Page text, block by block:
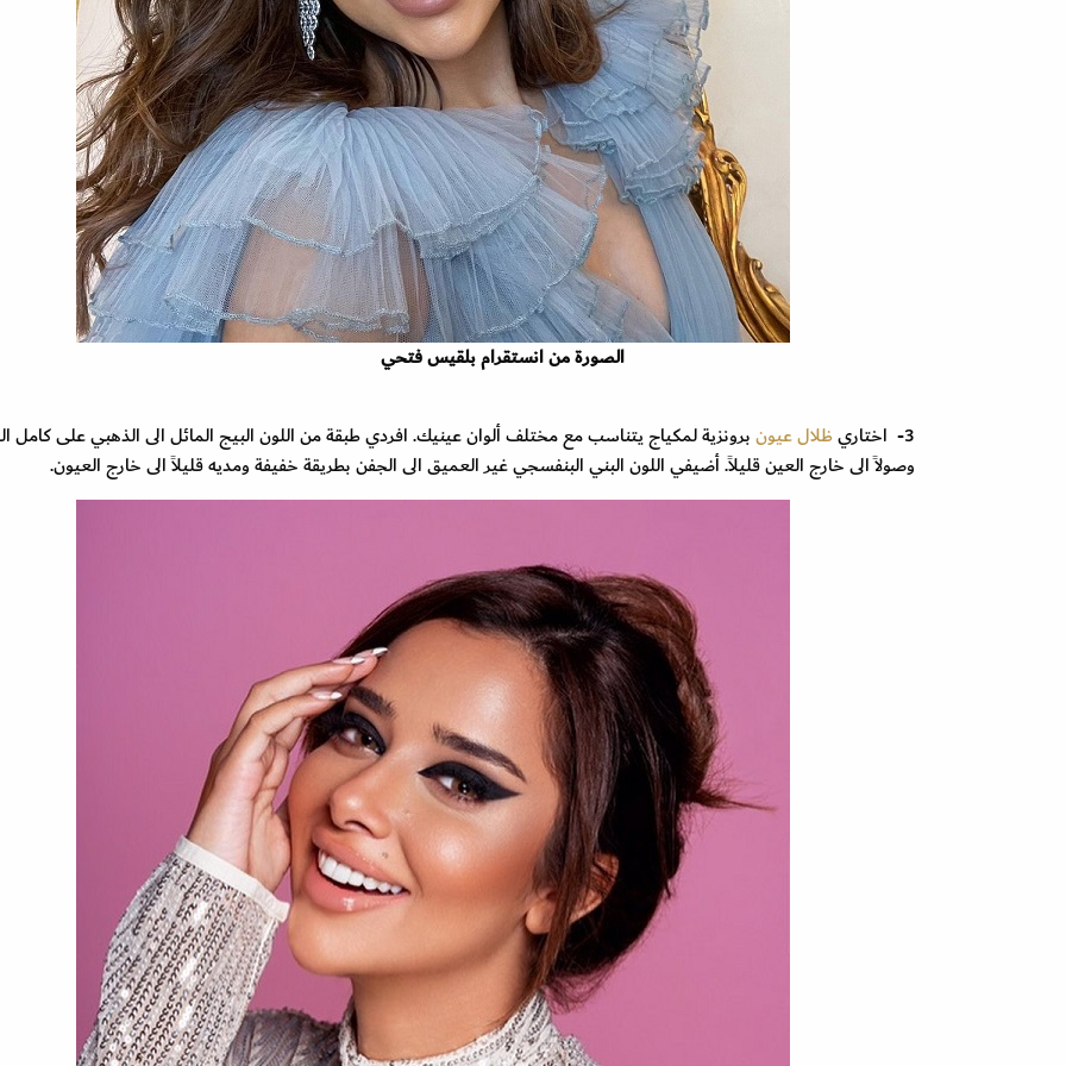
الصورة من انستقرام بلقيس فتحي
3- اختاري ظلال عيونبرونزية لمكياج يتناسب مع مختلف ألوان عينيك. افردي طبقة من اللون البيج المائل الى الذهبي على كامل
وصولاً الى خارج العين قليلاً. أضيفي اللون البني البنفسجي غير العميق الى الجفن بطريقة خفيفة ومديه قليلاً الى خارج العيون.